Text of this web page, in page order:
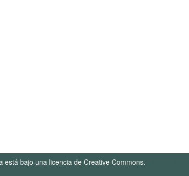
está bajo una licencia de Creative Commons.